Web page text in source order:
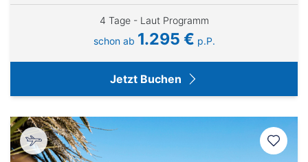
4 Tage - Laut Programm
schon ab 1.295 € p.P.
Jetzt Buchen